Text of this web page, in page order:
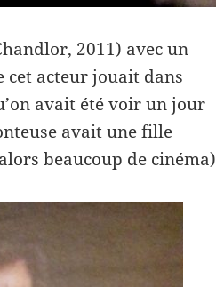
2011) avec un
cet acteur jouait dans
avait été voir un jour
avait une fille
beaucoup de cinéma)